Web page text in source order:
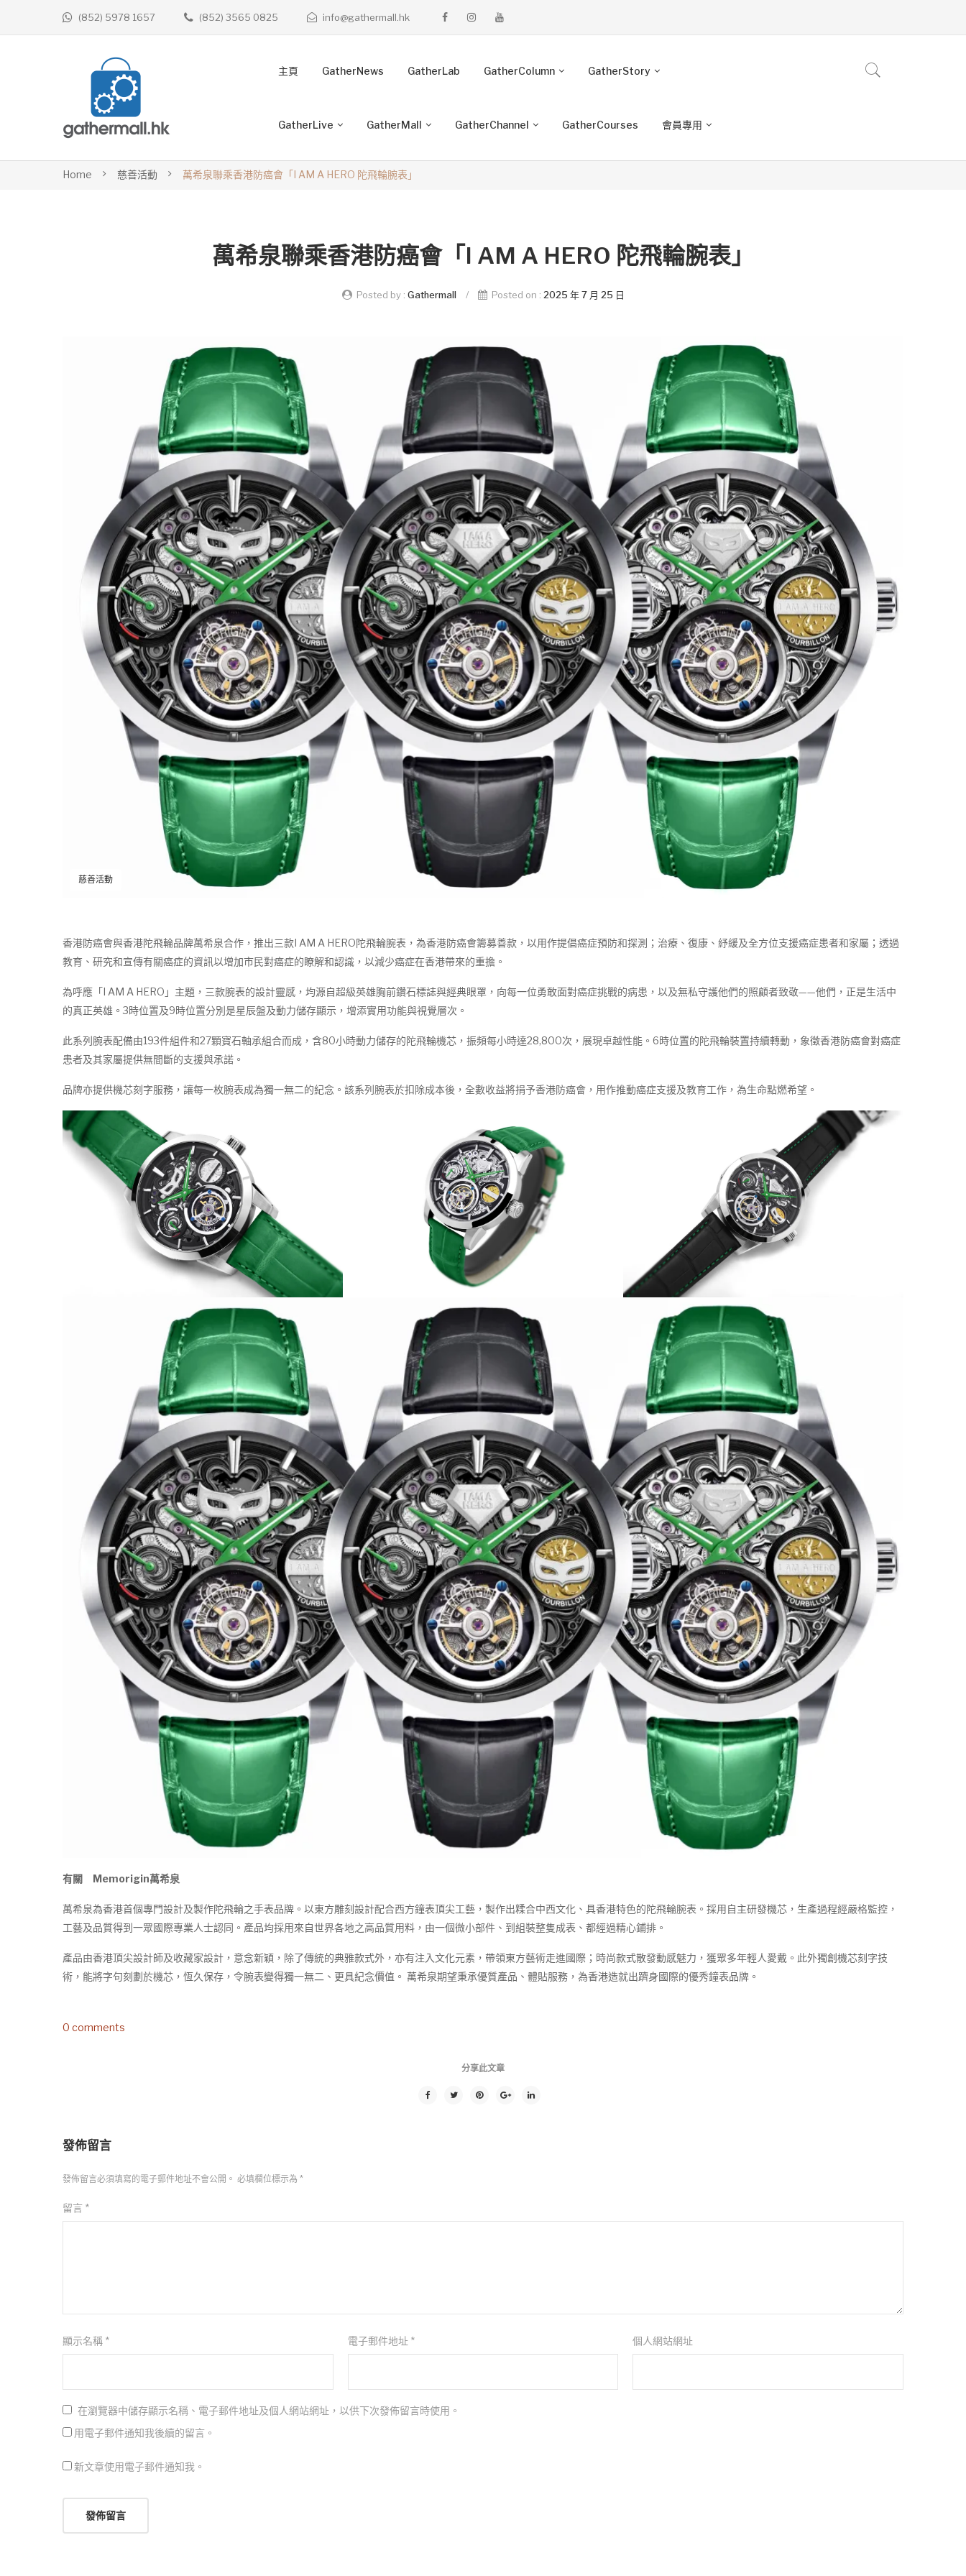
(852) 5978 1657 (852) 3565 0825 info@gathermall.hk
主頁 GatherNews GatherLab GatherColumn GatherStory
GatherLive GatherMall GatherChannel GatherCourses 會員專用
Home 慈善活動 萬希泉聯乘香港防癌會「I AM A HERO 陀飛輪腕表」
萬希泉聯乘香港防癌會「I AM A HERO 陀飛輪腕表」
Posted by : Gathermall / Posted on : 2025 年 7 月 25 日
慈善活動
香港防癌會與香港陀飛輪品牌萬希泉合作，推出三款I AM A HERO陀飛輪腕表，為香港防癌會籌募善款，以用作提倡癌症預防和探測；治療、復康、紓緩及全方位支援癌症患者和家屬；透過
教育、研究和宣傳有關癌症的資訊以增加市民對癌症的瞭解和認識，以減少癌症在香港帶來的重擔。
為呼應「I AM A HERO」主題，三款腕表的設計靈感，均源自超級英雄胸前鑽石標誌與經典眼罩，向每一位勇敢面對癌症挑戰的病患，以及無私守護他們的照顧者致敬——他們，正是生活中
的真正英雄。3時位置及9時位置分別是星辰盤及動力儲存顯示，增添實用功能與視覺層次。
此系列腕表配備由193件組件和27顆寶石軸承組合而成，含80小時動力儲存的陀飛輪機芯，振頻每小時達28,800次，展現卓越性能。6時位置的陀飛輪裝置持續轉動，象徵香港防癌會對癌症
患者及其家屬提供無間斷的支援與承諾。
品牌亦提供機芯刻字服務，讓每一枚腕表成為獨一無二的紀念。該系列腕表於扣除成本後，全數收益將捐予香港防癌會，用作推動癌症支援及教育工作，為生命點燃希望。
有關 Memorigin萬希泉
萬希泉為香港首個專門設計及製作陀飛輪之手表品牌。以東方雕刻設計配合西方鐘表頂尖工藝，製作出糅合中西文化、具香港特色的陀飛輪腕表。採用自主研發機芯，生產過程經嚴格監控，
工藝及品質得到一眾國際專業人士認同。產品均採用來自世界各地之高品質用料，由一個微小部件、到組裝整隻成表、都經過精心鋪排。
產品由香港頂尖設計師及收藏家設計，意念新穎，除了傳統的典雅款式外，亦有注入文化元素，帶領東方藝術走進國際；時尚款式散發動感魅力，獲眾多年輕人愛戴。此外獨創機芯刻字技
術，能將字句刻劃於機芯，恆久保存，令腕表變得獨一無二、更具紀念價值。 萬希泉期望秉承優質產品、體貼服務，為香港造就出躋身國際的優秀鐘表品牌。
0 comments
分享此文章
發佈留言
發佈留言必須填寫的電子郵件地址不會公開。 必填欄位標示為 *
留言 *
顯示名稱 * 電子郵件地址 * 個人網站網址
在瀏覽器中儲存顯示名稱、電子郵件地址及個人網站網址，以供下次發佈留言時使用。
用電子郵件通知我後續的留言。
新文章使用電子郵件通知我。